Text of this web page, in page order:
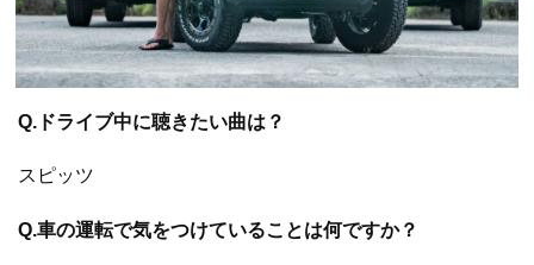
Q.ドライブ中に聴きたい曲は？
スピッツ
Q.車の運転で気をつけていることは何ですか？